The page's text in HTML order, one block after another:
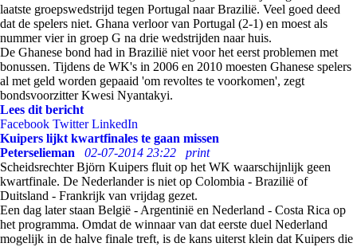
laatste groepswedstrijd tegen Portugal naar Brazilië. Veel goed deed
dat de spelers niet. Ghana verloor van Portugal (2-1) en moest als
nummer vier in groep G na drie wedstrijden naar huis.
De Ghanese bond had in Brazilië niet voor het eerst problemen met
bonussen. Tijdens de WK's in 2006 en 2010 moesten Ghanese spelers
al met geld worden gepaaid 'om revoltes te voorkomen', zegt
bondsvoorzitter Kwesi Nyantakyi.
Lees dit bericht
Facebook Twitter LinkedIn
Kuipers lijkt kwartfinales te gaan missen
Peterselieman
02-07-2014 23:22
print
Scheidsrechter Björn Kuipers fluit op het WK waarschijnlijk geen
kwartfinale. De Nederlander is niet op Colombia - Brazilië of
Duitsland - Frankrijk van vrijdag gezet.
Een dag later staan België - Argentinië en Nederland - Costa Rica op
het programma. Omdat de winnaar van dat eerste duel Nederland
mogelijk in de halve finale treft, is de kans uiterst klein dat Kuipers die